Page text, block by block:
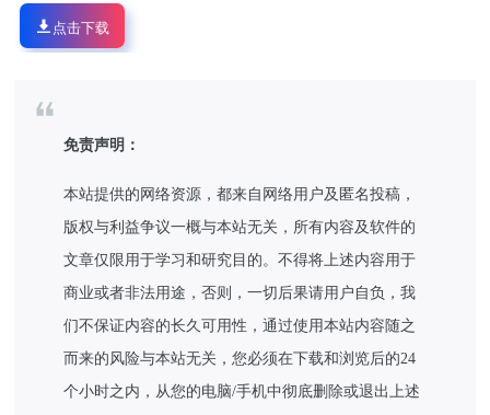
点击下载
免责声明：
本站提供的网络资源，都来自网络用户及匿名投稿，
版权与利益争议一概与本站无关，所有内容及软件的
文章仅限用于学习和研究目的。不得将上述内容用于
商业或者非法用途，否则，一切后果请用户自负，我
们不保证内容的长久可用性，通过使用本站内容随之
而来的风险与本站无关，您必须在下载和浏览后的24
个小时之内，从您的电脑/手机中彻底删除或退出上述